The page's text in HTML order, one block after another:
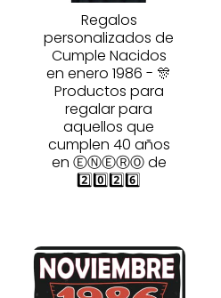
Regalos
personalizados de
Cumple Nacidos
en enero 1986 - 🎊
Productos para
regalar para
aquellos que
cumplen 40 años
en ⒺⓃⒺⓇⓄ de
2️⃣0️⃣2️⃣6️⃣